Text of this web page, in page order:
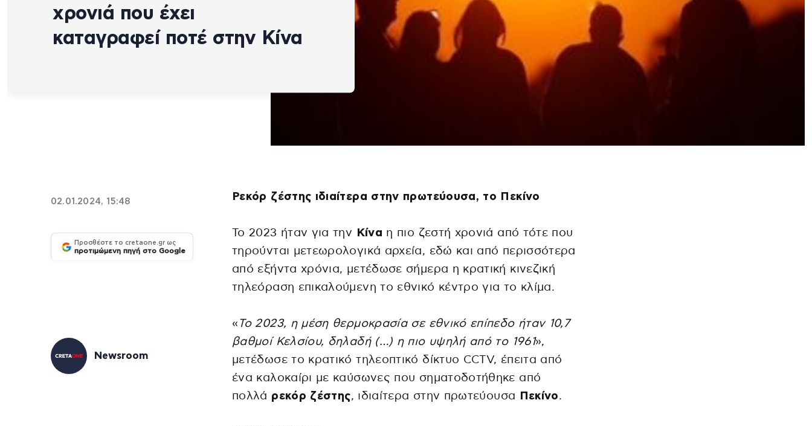
χρονιά που έχει
καταγραφεί ποτέ στην Κίνα
02.01.2024, 15:48
Προσθέστε το cretaone.gr ως
προτιμώμενη πηγή στο Google
Newsroom
Ρεκόρ ζέστης ιδιαίτερα στην πρωτεύουσα, το Πεκίνο
Το 2023 ήταν για την Κίνα η πιο ζεστή χρονιά από τότε που
τηρούνται μετεωρολογικά αρχεία, εδώ και από περισσότερα
από εξήντα χρόνια, μετέδωσε σήμερα η κρατική κινεζική
τηλεόραση επικαλούμενη το εθνικό κέντρο για το κλίμα.
« Το 2023, η μέση θερμοκρασία σε εθνικό επίπεδο ήταν 10,7
βαθμοί Κελσίου, δηλαδή (…) η πιο υψηλή από το 1961»,
μετέδωσε το κρατικό τηλεοπτικό δίκτυο CCTV, έπειτα από
ένα καλοκαίρι με καύσωνες που σηματοδοτήθηκε από
πολλά ρεκόρ ζέστης, ιδιαίτερα στην πρωτεύουσα Πεκίνο.